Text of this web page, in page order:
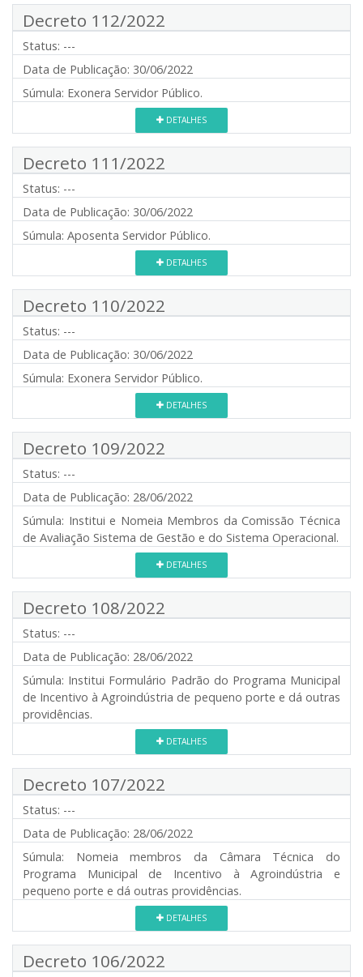
Decreto 112/2022
Status: ---
Data de Publicação: 30/06/2022
Súmula: Exonera Servidor Público.
DETALHES
Decreto 111/2022
Status: ---
Data de Publicação: 30/06/2022
Súmula: Aposenta Servidor Público.
DETALHES
Decreto 110/2022
Status: ---
Data de Publicação: 30/06/2022
Súmula: Exonera Servidor Público.
DETALHES
Decreto 109/2022
Status: ---
Data de Publicação: 28/06/2022
Súmula: Institui e Nomeia Membros da Comissão Técnica
de Avaliação Sistema de Gestão e do Sistema Operacional.
DETALHES
Decreto 108/2022
Status: ---
Data de Publicação: 28/06/2022
Súmula: Institui Formulário Padrão do Programa Municipal
de Incentivo à Agroindústria de pequeno porte e dá outras
providências.
DETALHES
Decreto 107/2022
Status: ---
Data de Publicação: 28/06/2022
Súmula: Nomeia membros da Câmara Técnica do
Programa Municipal de Incentivo à Agroindústria e
pequeno porte e dá outras providências.
DETALHES
Decreto 106/2022